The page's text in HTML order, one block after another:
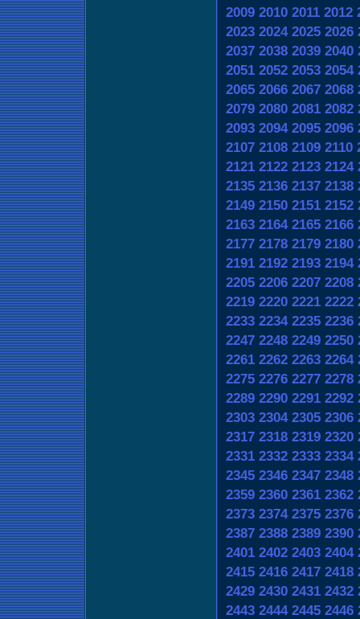
2009 2010 2011 2012
2023 2024 2025 2026
2037 2038 2039 2040
2051 2052 2053 2054
2065 2066 2067 2068
2079 2080 2081 2082
2093 2094 2095 2096
2107 2108 2109 2110
2121 2122 2123 2124
2135 2136 2137 2138
2149 2150 2151 2152
2163 2164 2165 2166
2177 2178 2179 2180
2191 2192 2193 2194
2205 2206 2207 2208
2219 2220 2221 2222
2233 2234 2235 2236
2247 2248 2249 2250
2261 2262 2263 2264
2275 2276 2277 2278
2289 2290 2291 2292
2303 2304 2305 2306
2317 2318 2319 2320
2331 2332 2333 2334
2345 2346 2347 2348
2359 2360 2361 2362
2373 2374 2375 2376
2387 2388 2389 2390
2401 2402 2403 2404
2415 2416 2417 2418
2429 2430 2431 2432
2443 2444 2445 2446